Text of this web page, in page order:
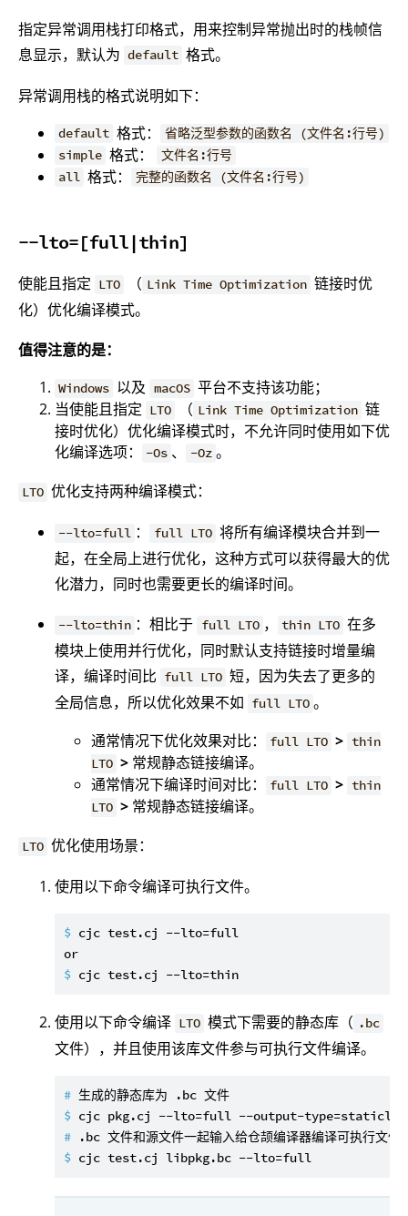
指定异常调用栈打印格式，用来控制异常抛出时的栈帧信
息显示，默认为 default 格式。
异常调用栈的格式说明如下：
default 格式：
省略泛型参数的函数名 (文件名:行号)
simple 格式：
文件名:行号
all 格式： 完整的函数名 (文件名:行号)
--lto=[full|thin]
使能且指定 LTO （ Link Time Optimization 链接时优
化）优化编译模式。
值得注意的是：
Windows 以及 macOS 平台不支持该功能；
当使能且指定 LTO （ Link Time Optimization 链
接时优化）优化编译模式时，不允许同时使用如下优
化编译选项：
-Os 、 -Oz 。
LTO 优化支持两种编译模式：
--lto=full ： full LTO 将所有编译模块合并到一
起，在全局上进行优化，这种方式可以获得最大的优
化潜力，同时也需要更长的编译时间。
--lto=thin ：相比于 full LTO ， thin LTO 在多
模块上使用并行优化，同时默认支持链接时增量编
译，编译时间比 full LTO 短，因为失去了更多的
全局信息，所以优化效果不如 full LTO 。
通常情况下优化效果对比：
full LTO > thin
LTO > 常规静态链接编译。
通常情况下编译时间对比：
full LTO > thin
LTO > 常规静态链接编译。
LTO 优化使用场景：
使用以下命令编译可执行文件。
$ cjc test.cj --lto=full
$ cjc test.cj --lto=thin
使用以下命令编译 LTO 模式下需要的静态库（ .bc
文件），并且使用该库文件参与可执行文件编译。
# 生成的静态库为 .bc 文件
$ cjc pkg.cj --lto=full --output-type=staticlib
#
.bc 文件和源文件一起输入给仓颉编译器编译可执行文件
$ cjc test.cj libpkg.bc --lto=full